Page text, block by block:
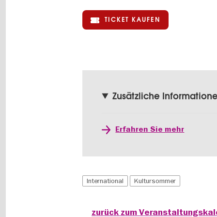
TICKET KAUFEN
Zusätzliche
Erfahren Sie mehr
International Kultursommer
zurück zum